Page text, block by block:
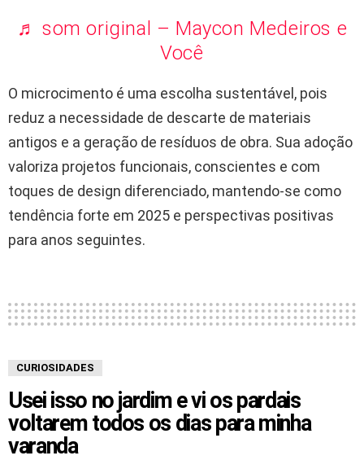
♬ som original – Maycon Medeiros e
Você
O microcimento é uma escolha sustentável, pois
reduz a necessidade de descarte de materiais
antigos e a geração de resíduos de obra. Sua adoção
valoriza projetos funcionais, conscientes e com
toques de design diferenciado, mantendo-se como
tendência forte em 2025 e perspectivas positivas
para anos seguintes.
CURIOSIDADES
Usei isso no jardim e vi os pardais
voltarem todos os dias para minha
varanda